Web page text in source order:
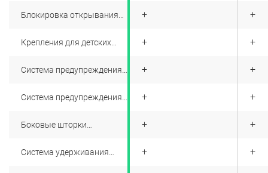
Блокировка открывания
Крепления для детских
Система предупреждения
(двойная вспышка)
Система предупреждения
Боковые шторки
Система удерживания
+
+
+
+
+
+
+
+
+
+
+
+
+
+
+
+
+
+